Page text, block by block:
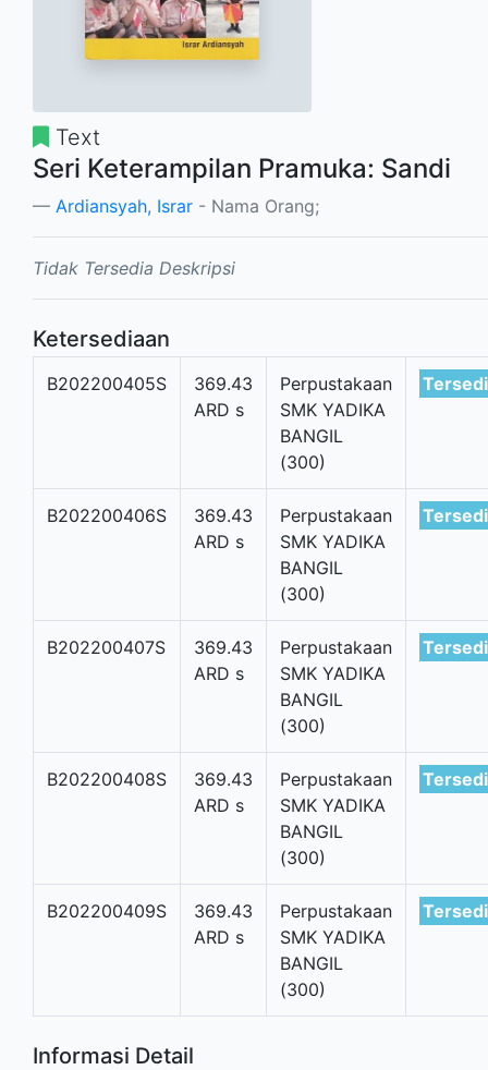
Text
Seri Keterampilan Pramuka: Sandi
Ardiansyah, Israr - Nama Orang;
Tidak Tersedia Deskripsi
Ketersediaan
B202200405S
369.43
ARD s
Perpustakaan
SMK YADIKA
BANGIL
(300)
B202200406S
369.43
ARD s
Perpustakaan
SMK YADIKA
BANGIL
(300)
B202200407S
369.43
ARD s
Perpustakaan
SMK YADIKA
BANGIL
(300)
B202200408S
369.43
ARD s
Perpustakaan
SMK YADIKA
BANGIL
(300)
B202200409S
369.43
ARD s
Perpustakaan
SMK YADIKA
BANGIL
(300)
Informasi Detail